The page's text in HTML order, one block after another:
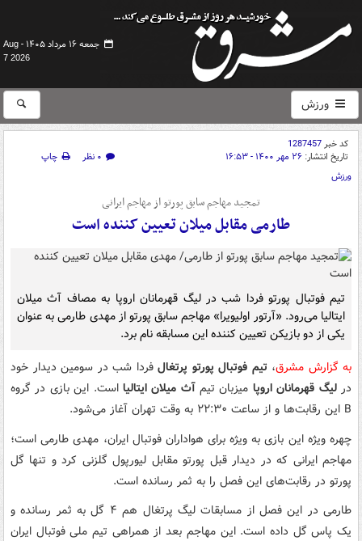
جمعه ۱۶ مرداد ۱۴۰۵ -
Aug
7 2026
ورزش
کد خبر1287457
تاریخ انتشار: ۲۶ مهر ۱۴۰۰ - ۱۶:۵۳ ۰ نظر
چاپ
ورزش
تمجید مهاجم سابق پورتو از مهاجم ایرانی
طارمی مقابل میلان تعیین کننده است
تیم فوتبال پورتو فردا شب در لیگ قهرمانان اروپا به مصاف آث میلان
ایتالیا می‌رود. «آرتور اولیویرا» مهاجم سابق پورتو از مهدی طارمی به عنوان
یکی از دو بازیکن تعیین کننده این مسابقه نام برد.
به گزارش مشرق،تیم فوتبال پورتو پرتغال فردا شب در سومین دیدار خود
درلیگ قهرمانان اروپا میزبان تیمآث میلان ایتالیا است. این بازی در گروه
B این رقابت‌ها و از ساعت ۲۲:۳۰ به وقت تهران آغاز می‌شود.
چهره ویژه این بازی به ویژه برای هواداران فوتبال ایران، مهدی طارمی است؛
مهاجم ایرانی که در دیدار قبل پورتو مقابل لیورپول گلزنی کرد و تنها گل
پورتو در رقابت‌های این فصل را به ثمر رسانده است.
طارمی در این فصل از مسابقات لیگ پرتغال هم ۴ گل به ثمر رسانده و
یک پاس گل داده است. این مهاجم بعد از همراهی تیم ملی فوتبال ایران